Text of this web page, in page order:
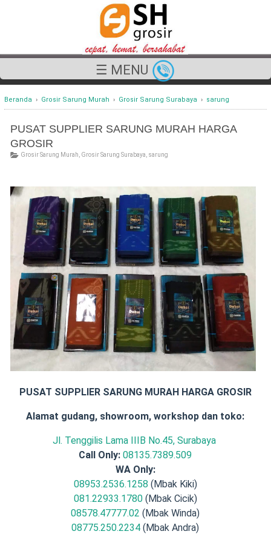
☰ MENU
Beranda › Grosir Sarung Murah › Grosir Sarung Surabaya › sarung
PUSAT SUPPLIER SARUNG MURAH HARGA
GROSIR
Grosir Sarung Murah Grosir Sarung Surabaya sarung
PUSAT SUPPLIER SARUNG MURAH HARGA GROSIR
Alamat gudang, showroom, workshop dan toko:
Jl. Tenggilis Lama IIIB No.45, Surabaya
Call Only: 08135.7389.509
WA Only:
08953.2536.1258 (Mbak Kiki)
081.22933.1780(Mbak Cicik)
08578.47777.02 (Mbak Winda)
08775.250.2234 (Mbak Andra)